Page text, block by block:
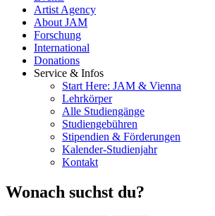
Artist Agency
About JAM
Forschung
International
Donations
Service & Infos
Start Here: JAM & Vienna
Lehrkörper
Alle Studiengänge
Studiengebühren
Stipendien & Förderungen
Kalender-Studienjahr
Kontakt
Wonach suchst du?